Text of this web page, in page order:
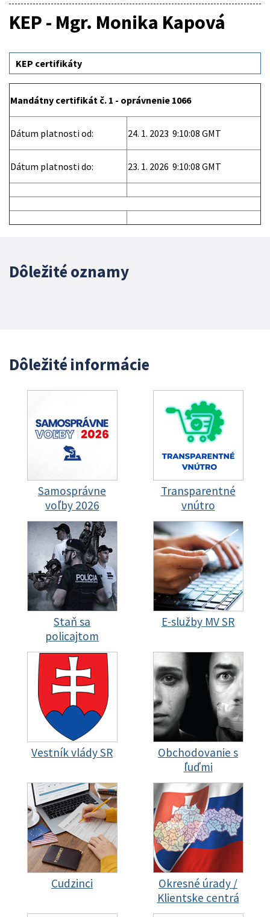
KEP - Mgr. Monika Kapová
KEP certifikáty
Mandátny certifikát č. 1 - oprávnenie 1066
Dátum platnosti od: 24. 1. 2023 9:10:08 GMT
Dátum platnosti do: 23. 1. 2026 9:10:08 GMT
Dôležité oznamy
Dôležité informácie
Samosprávne
voľby 2026
Transparentné
vnútro
Staň sa
policajtom
E-služby MV SR
Vestník vlády SR
Obchodovanie s
ľuďmi
Cudzinci
Okresné úrady /
Klientske centrá